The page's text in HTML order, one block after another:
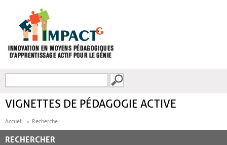
FORMULAIRE DE
VIGNETTES DE PÉDAGOGIE ACTIVE
Accueil Recherche
RECHERCHER